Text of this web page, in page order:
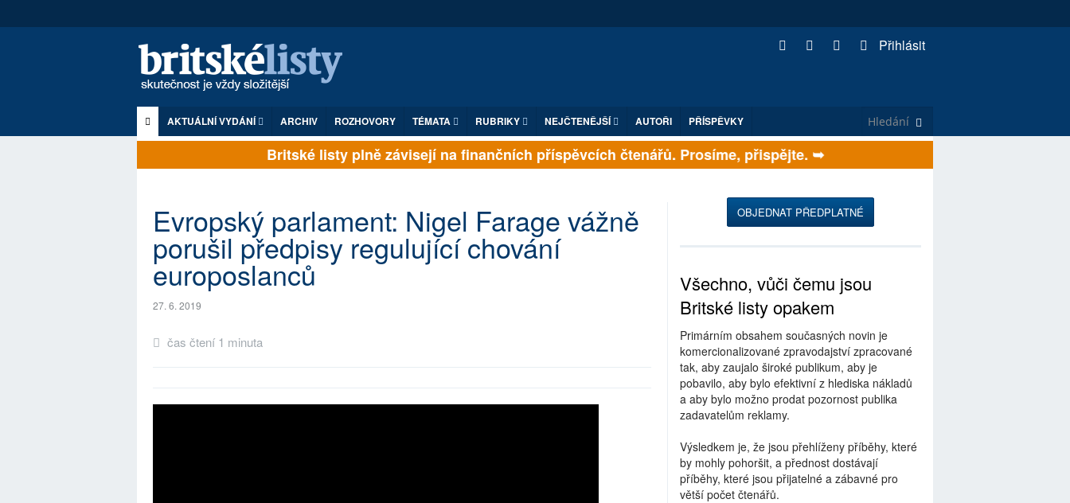
Přihlásit
AKTUÁLNÍ VYDÁNÍ ARCHIV ROZHOVORY TÉMATA RUBRIKY NEJČTENĚJŠÍ AUTOŘI PŘÍSPĚVKY
Britské listy plně závisejí na finančních příspěvcích čtenářů. Prosíme, přispějte. ➥
Evropský parlament: Nigel Farage vážně
porušil předpisy regulující chování
europoslanců
27. 6. 2019
čas čtení 1 minuta
OBJEDNAT PŘEDPLATNÉ
Všechno, vůči čemu jsou
Britské listy opakem
Primárním obsahem současných novin je
komercionalizované zpravodajství zpracované
tak, aby zaujalo široké publikum, aby je
pobavilo, aby bylo efektivní z hlediska nákladů
a aby bylo možno prodat pozornost publika
zadavatelům reklamy.
Výsledkem je, že jsou přehlíženy příběhy, které
by mohly pohoršit, a přednost dostávají
příběhy, které jsou přijatelné a zábavné pro
větší počet čtenářů.